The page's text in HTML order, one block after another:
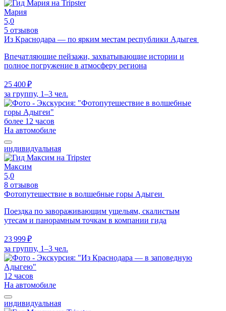
Мария
5,0
5 отзывов
Из Краснодара — по ярким местам республики Адыгея
Впечатляющие пейзажи, захватывающие истории и
полное погружение в атмосферу региона
25 400 ₽
за группу, 1–3 чел.
более 12 часов
На автомобиле
индивидуальная
Максим
5,0
8 отзывов
Фотопутешествие в волшебные горы Адыгеи
Поездка по завораживающим ущельям, скалистым
утесам и панорамным точкам в компании гида
23 999 ₽
за группу, 1–3 чел.
12 часов
На автомобиле
индивидуальная